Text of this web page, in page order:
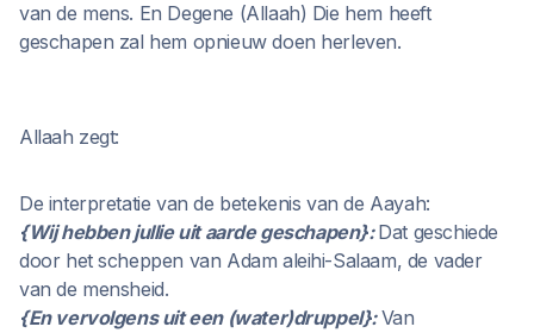
van de mens. En Degene (Allaah) Die hem heeft
geschapen zal hem opnieuw doen herleven.
Allaah zegt:
De interpretatie van de betekenis van de Aayah:
{Wij hebben jullie uit aarde geschapen}:Dat geschiede
door het scheppen van Adam aleihi-Salaam, de vader
van de mensheid.
{En vervolgens uit een (water)druppel}:Van